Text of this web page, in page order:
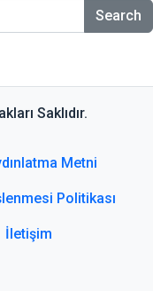
Search
Saklıdır.
Metni
Politikası
İletişim